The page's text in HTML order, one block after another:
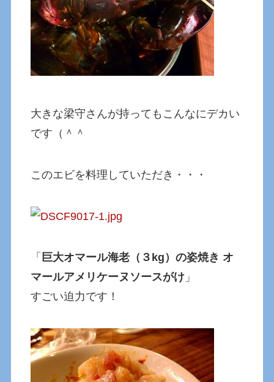
大きな梁守さんが持ってもこんなにデカい
です（＾＾
このエビを料理していただき・・・
「 巨大オマール海老（３kg）の姿焼き オ
マールアメリケーヌソースがけ 」
すごい迫力です！